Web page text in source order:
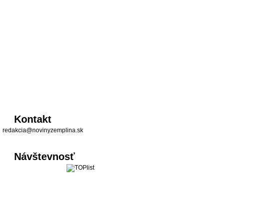
Kontakt
redakcia@novinyzemplina.sk
Návštevnosť